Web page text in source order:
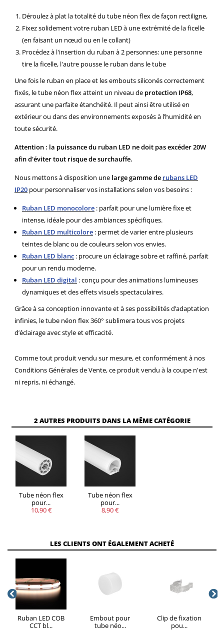
Déroulez à plat la totalité du tube néon flex de façon rectiligne,
Fixez solidement votre ruban LED à une extrémité de la ficelle
(en faisant un nœud ou en le collant)
Procédez à l'insertion du ruban à 2 personnes: une personne
tire la ficelle, l'autre pousse le ruban dans le tube
Une fois le ruban en place et les embouts siliconés correctement
fixés, le tube néon flex atteint un niveau de protection IP68,
assurant une parfaite étanchéité. Il peut ainsi être utilisé en
extérieur ou dans des environnements exposés à l’humidité en
toute sécurité.
Attention : la puissance du ruban LED ne doit pas excéder 20W
afin d'éviter tout risque de surchauffe.
Nous mettons à disposition une large gamme de rubans LED
IP20 pour personnaliser vos installations selon vos besoins :
Ruban LED monocolore : parfait pour une lumière fixe et
intense, idéale pour des ambiances spécifiques.
Ruban LED multicolore : permet de varier entre plusieurs
teintes de blanc ou de couleurs selon vos envies.
Ruban LED blanc : procure un éclairage sobre et raffiné, parfait
pour un rendu moderne.
Ruban LED digital : conçu pour des animations lumineuses
dynamiques et des effets visuels spectaculaires.
Grâce à sa conception innovante et à ses possibilités d’adaptation
infinies, le tube néon flex 360° sublimera tous vos projets
d’éclairage avec style et efficacité.
Comme tout produit vendu sur mesure, et conformément à nos
Conditions Générales de Vente, ce produit vendu à la coupe n'est
ni repris, ni échangé.
QUANTITÉ REMISE
ÉCONOMISEZ
5
€
2 AUTRES PRODUITS DANS LA MÊME CATÉGORIE
Tube néon flex
pour...
10,90 €
Tube néon flex
pour...
8,90 €
LES CLIENTS ONT ÉGALEMENT ACHETÉ
Ruban LED COB
CCT bl...
Embout pour
tube néo...
Clip de fixation
pou...